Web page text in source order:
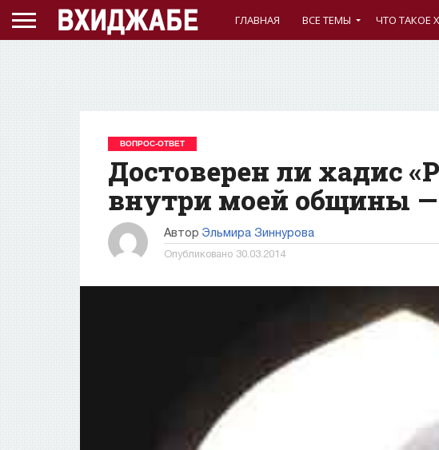
ГЛАВНАЯ ВСЕ ТЕМЫ ЧТО ТАКОЕ
ВОПРОС-ОТВЕТ
Достоверен ли хадис
внутри моей общины —
Автор Эльмира Зиннурова
Опубликовано 30.03.2014